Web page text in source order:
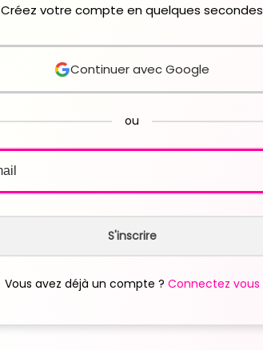
Créez votre compte en quelques secondes
Continuer avec Google
ou
S'inscrire
Vous avez déjà un compte ? Connectez vous